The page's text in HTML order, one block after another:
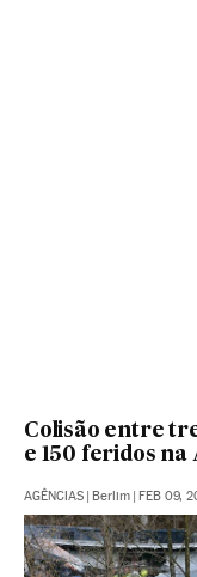
Colisão entre
e 150 feridos na
AGÊNCIAS | Berlim | FEB 09,